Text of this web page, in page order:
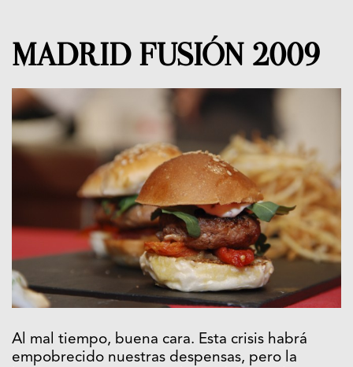
MADRID FUSIÓN 2009
Al mal tiempo, buena cara. Esta crisis habrá
empobrecido nuestras despensas, pero la